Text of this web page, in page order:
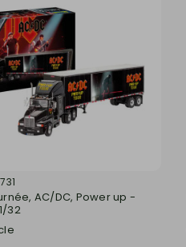
AC/DC, Power up -
32